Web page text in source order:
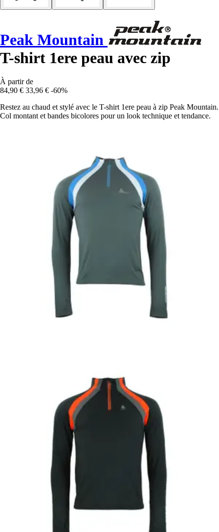
Peak Mountain
T-shirt 1ere peau avec zip
À partir de
84,90 € 33,96 € -60%
Restez au chaud et stylé avec le T-shirt 1ere peau à zip Peak Mountain.
Col montant et bandes bicolores pour un look technique et tendance.